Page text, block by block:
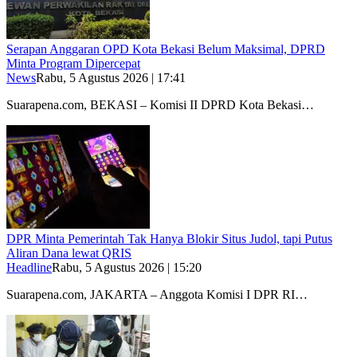
Serapan Anggaran OPD Kota Bekasi Belum Maksimal, DPRD
Minta Program Dipercepat
NewsRabu, 5 Agustus 2026 | 17:41
Suarapena.com, BEKASI – Komisi II DPRD Kota Bekasi…
DPR Minta Pemerintah Tak Hanya Blokir Situs Judol, tapi Putus
Aliran Dana lewat QRIS
HeadlineRabu, 5 Agustus 2026 | 15:20
Suarapena.com, JAKARTA – Anggota Komisi I DPR RI…